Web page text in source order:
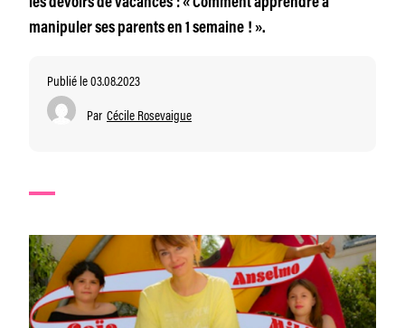
les devoirs de vacances : « Comment apprendre à
manipuler ses parents en 1 semaine ! ».
Publié le 03.08.2023
Par Cécile Rosevaigue